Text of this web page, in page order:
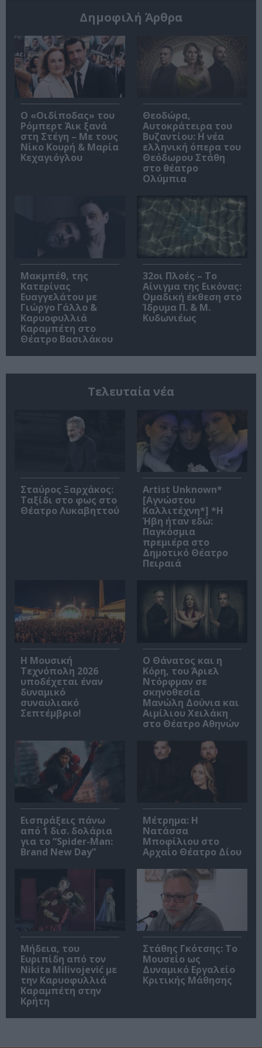
Δημοφιλή Άρθρα
O «Οιδίποδας» του
Ρόμπερτ Άικ ξανά
στη Στέγη – Με τους
Νίκο Κουρή & Μαρία
Κεχαγιόγλου
Θεοδώρα,
Αυτοκράτειρα του
Βυζαντίου: Η νέα
ελληνική όπερα του
Θεόδωρου Στάθη
στο θέατρο
Ολύμπια
Μακμπέθ, της
Κατερίνας
Ευαγγελάτου με
Γιώργο Γάλλο &
Καρυοφυλλιά
Καραμπέτη στο
Θέατρο Βασιλάκου
32οι Πλοές – Το
Αίνιγμα της Εικόνας:
Ομαδική έκθεση στο
Ίδρυμα Π. & Μ.
Κυδωνιέως
Τελευταία νέα
Σταύρος Ξαρχάκος:
Ταξίδι στο φως στο
Θέατρο Λυκαβηττού
Artist Unknown*
[Αγνώστου
Καλλιτέχνη*] *Η
Ήβη ήταν εδώ:
Παγκόσμια
πρεμιέρα στο
Δημοτικό Θέατρο
Πειραιά
Η Μουσική
Τεχνόπολη 2026
υποδέχεται έναν
δυναμικό
συναυλιακό
Σεπτέμβριο!
Ο Θάνατος και η
Κόρη, του Άριελ
Ντόρφμαν σε
σκηνοθεσία
Μανώλη Δούνια και
Αιμίλιου Χειλάκη
στο Θέατρο Αθηνών
Εισπράξεις πάνω
από 1 δισ. δολάρια
για το “Spider-Man:
Brand New Day”
Μέτρημα: Η
Νατάσσα
Μποφίλιου στο
Αρχαίο Θέατρο Δίου
Μήδεια, του
Ευριπίδη από τον
Nikita Milivojević με
την Καρυοφυλλιά
Καραμπέτη στην
Κρήτη
Στάθης Γκότσης: Το
Μουσείο ως
Δυναμικό Εργαλείο
Κριτικής Μάθησης